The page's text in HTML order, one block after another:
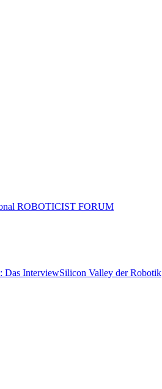
ROBOTICIST FORUM
Das InterviewSilicon Valley der Robotik